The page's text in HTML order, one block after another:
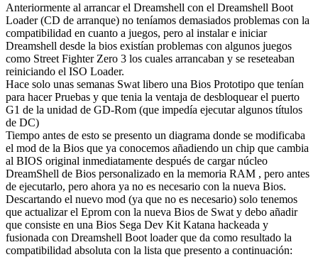
Anteriormente al arrancar el Dreamshell con el Dreamshell Boot
Loader (CD de arranque) no teníamos demasiados problemas con la
compatibilidad en cuanto a juegos, pero al instalar e iniciar
Dreamshell desde la bios existían problemas con algunos juegos
como Street Fighter Zero 3 los cuales arrancaban y se reseteaban
reiniciando el ISO Loader.
Hace solo unas semanas Swat libero una Bios Prototipo que tenían
para hacer Pruebas y que tenia la ventaja de desbloquear el puerto
G1 de la unidad de GD-Rom (que impedía ejecutar algunos títulos
de DC)
Tiempo antes de esto se presento un diagrama donde se modificaba
el mod de la Bios que ya conocemos añadiendo un chip que cambia
al BIOS original inmediatamente después de cargar núcleo
DreamShell de Bios personalizado en la memoria RAM , pero antes
de ejecutarlo, pero ahora ya no es necesario con la nueva Bios.
Descartando el nuevo mod (ya que no es necesario) solo tenemos
que actualizar el Eprom con la nueva Bios de Swat y debo añadir
que consiste en una Bios Sega Dev Kit Katana hackeada y
fusionada con Dreamshell Boot loader que da como resultado la
compatibilidad absoluta con la lista que presento a continuación: